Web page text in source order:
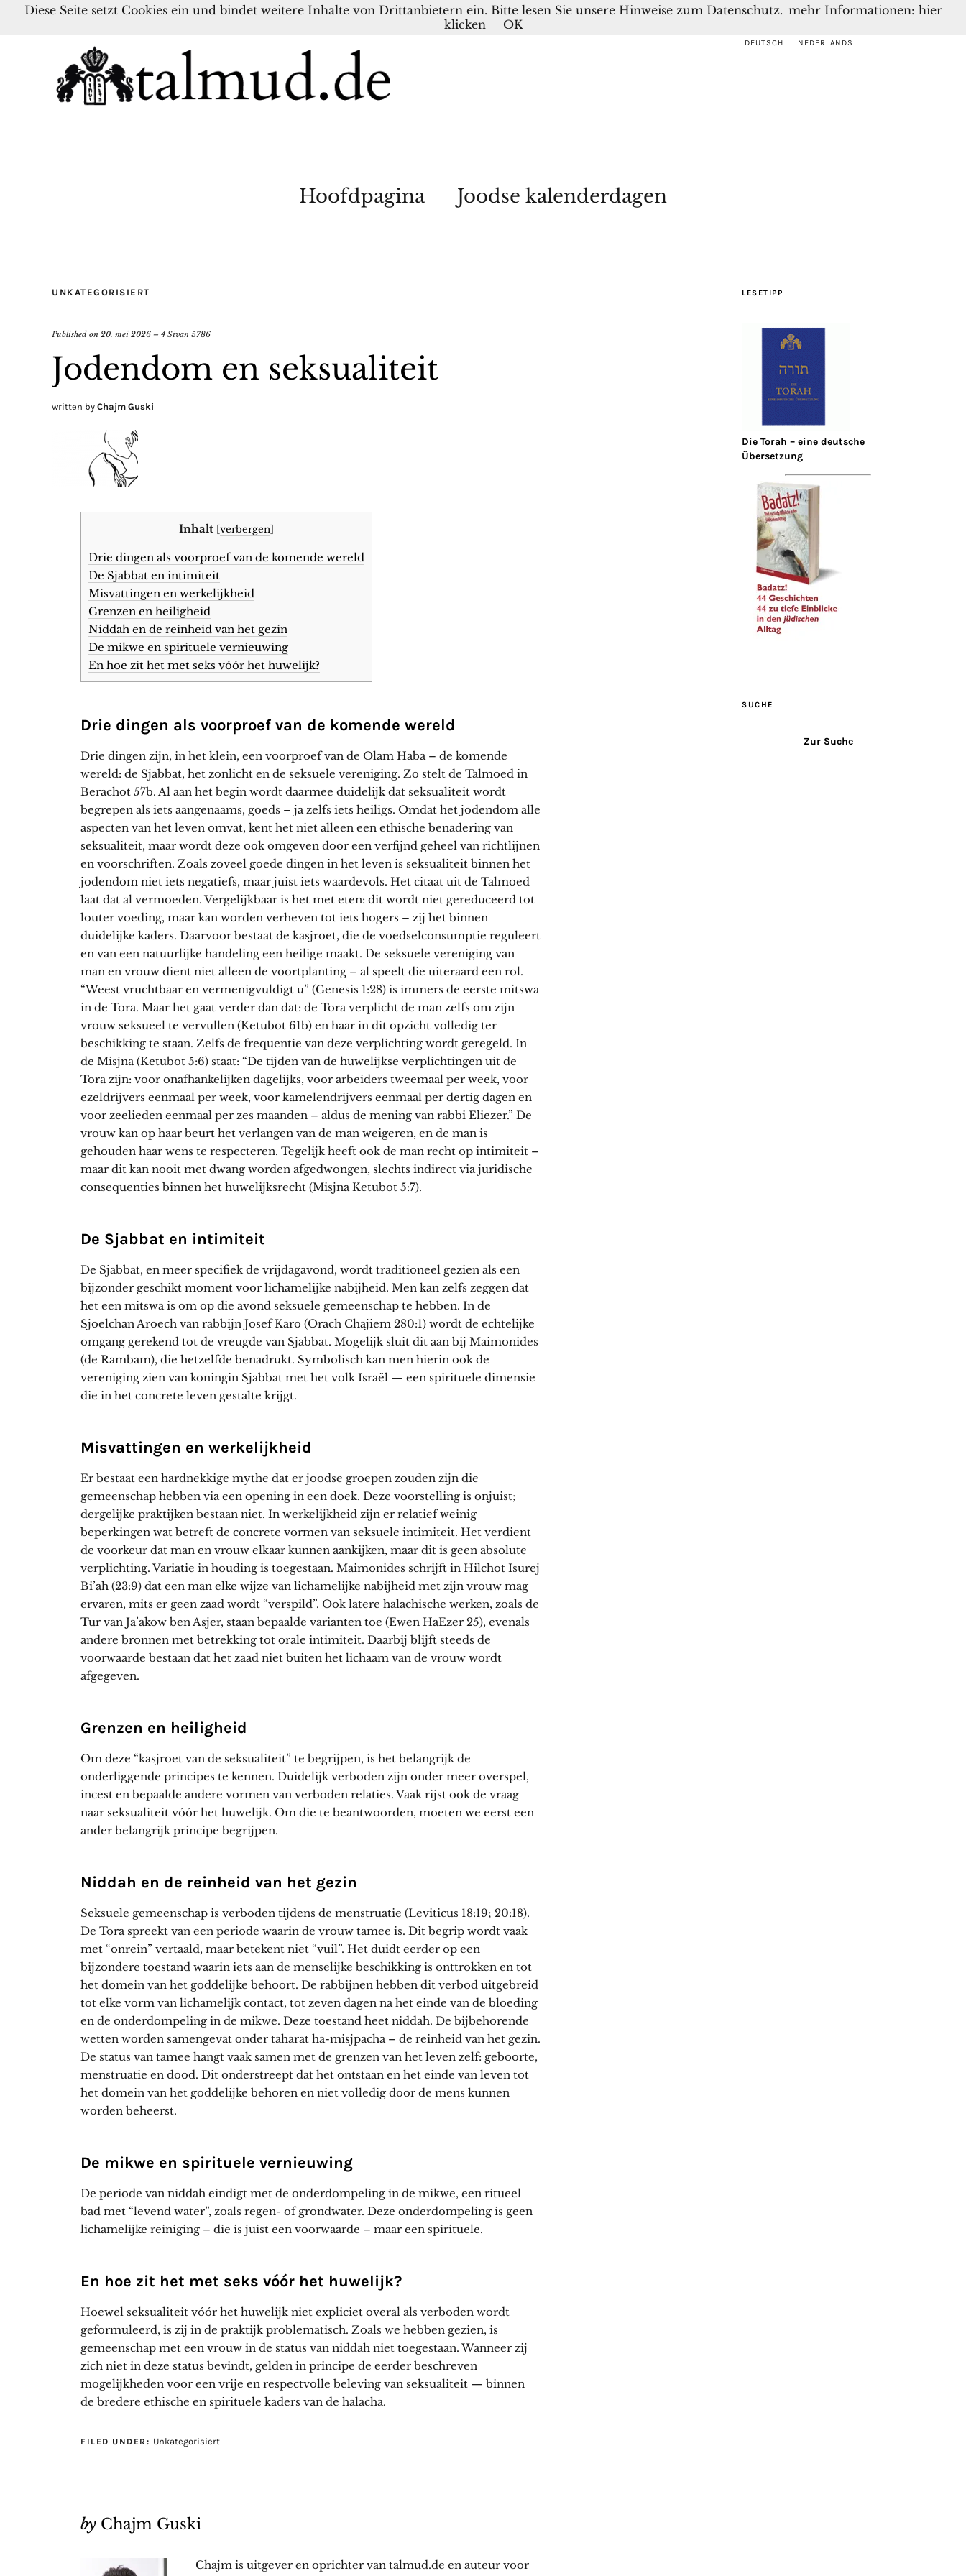
DEUTSCH NEDERLANDS
Hoofdpagina Joodse kalenderdagen
UNKATEGORISIERT
Published on 20. mei 2026 – 4 Sivan 5786
Jodendom en seksualiteit
written by Chajm Guski
Inhalt [verbergen]
Drie dingen als voorproef van de komende wereld
De Sjabbat en intimiteit
Misvattingen en werkelijkheid
Grenzen en heiligheid
Niddah en de reinheid van het gezin
De mikwe en spirituele vernieuwing
En hoe zit het met seks vóór het huwelijk?
Drie dingen als voorproef van de komende wereld
Drie dingen zijn, in het klein, een voorproef van de Olam Haba – de komende
wereld: de Sjabbat, het zonlicht en de seksuele vereniging. Zo stelt de Talmoed in
Berachot 57b. Al aan het begin wordt daarmee duidelijk dat seksualiteit wordt
begrepen als iets aangenaams, goeds – ja zelfs iets heiligs. Omdat het jodendom alle
aspecten van het leven omvat, kent het niet alleen een ethische benadering van
seksualiteit, maar wordt deze ook omgeven door een verfijnd geheel van richtlijnen
en voorschriften. Zoals zoveel goede dingen in het leven is seksualiteit binnen het
jodendom niet iets negatiefs, maar juist iets waardevols. Het citaat uit de Talmoed
laat dat al vermoeden. Vergelijkbaar is het met eten: dit wordt niet gereduceerd tot
louter voeding, maar kan worden verheven tot iets hogers – zij het binnen
duidelijke kaders. Daarvoor bestaat de kasjroet, die de voedselconsumptie reguleert
en van een natuurlijke handeling een heilige maakt. De seksuele vereniging van
man en vrouw dient niet alleen de voortplanting – al speelt die uiteraard een rol.
“Weest vruchtbaar en vermenigvuldigt u” (Genesis 1:28) is immers de eerste mitswa
in de Tora. Maar het gaat verder dan dat: de Tora verplicht de man zelfs om zijn
vrouw seksueel te vervullen (Ketubot 61b) en haar in dit opzicht volledig ter
beschikking te staan. Zelfs de frequentie van deze verplichting wordt geregeld. In
de Misjna (Ketubot 5:6) staat: “De tijden van de huwelijkse verplichtingen uit de
Tora zijn: voor onafhankelijken dagelijks, voor arbeiders tweemaal per week, voor
ezeldrijvers eenmaal per week, voor kamelendrijvers eenmaal per dertig dagen en
voor zeelieden eenmaal per zes maanden – aldus de mening van rabbi Eliezer.” De
vrouw kan op haar beurt het verlangen van de man weigeren, en de man is
gehouden haar wens te respecteren. Tegelijk heeft ook de man recht op intimiteit –
maar dit kan nooit met dwang worden afgedwongen, slechts indirect via juridische
consequenties binnen het huwelijksrecht (Misjna Ketubot 5:7).
De Sjabbat en intimiteit
De Sjabbat, en meer specifiek de vrijdagavond, wordt traditioneel gezien als een
bijzonder geschikt moment voor lichamelijke nabijheid. Men kan zelfs zeggen dat
het een mitswa is om op die avond seksuele gemeenschap te hebben. In de
Sjoelchan Aroech van rabbijn Josef Karo (Orach Chajiem 280:1) wordt de echtelijke
omgang gerekend tot de vreugde van Sjabbat. Mogelijk sluit dit aan bij Maimonides
(de Rambam), die hetzelfde benadrukt. Symbolisch kan men hierin ook de
vereniging zien van koningin Sjabbat met het volk Israël — een spirituele dimensie
die in het concrete leven gestalte krijgt.
Misvattingen en werkelijkheid
Er bestaat een hardnekkige mythe dat er joodse groepen zouden zijn die
gemeenschap hebben via een opening in een doek. Deze voorstelling is onjuist;
dergelijke praktijken bestaan niet. In werkelijkheid zijn er relatief weinig
beperkingen wat betreft de concrete vormen van seksuele intimiteit. Het verdient
de voorkeur dat man en vrouw elkaar kunnen aankijken, maar dit is geen absolute
verplichting. Variatie in houding is toegestaan. Maimonides schrijft in Hilchot Isurej
Bi’ah (23:9) dat een man elke wijze van lichamelijke nabijheid met zijn vrouw mag
ervaren, mits er geen zaad wordt “verspild”. Ook latere halachische werken, zoals de
Tur van Ja’akow ben Asjer, staan bepaalde varianten toe (Ewen HaEzer 25), evenals
andere bronnen met betrekking tot orale intimiteit. Daarbij blijft steeds de
voorwaarde bestaan dat het zaad niet buiten het lichaam van de vrouw wordt
afgegeven.
Grenzen en heiligheid
Om deze “kasjroet van de seksualiteit” te begrijpen, is het belangrijk de
onderliggende principes te kennen. Duidelijk verboden zijn onder meer overspel,
incest en bepaalde andere vormen van verboden relaties. Vaak rijst ook de vraag
naar seksualiteit vóór het huwelijk. Om die te beantwoorden, moeten we eerst een
ander belangrijk principe begrijpen.
Niddah en de reinheid van het gezin
Seksuele gemeenschap is verboden tijdens de menstruatie (Leviticus 18:19; 20:18).
De Tora spreekt van een periode waarin de vrouw tamee is. Dit begrip wordt vaak
met “onrein” vertaald, maar betekent niet “vuil”. Het duidt eerder op een
bijzondere toestand waarin iets aan de menselijke beschikking is onttrokken en tot
het domein van het goddelijke behoort. De rabbijnen hebben dit verbod uitgebreid
tot elke vorm van lichamelijk contact, tot zeven dagen na het einde van de bloeding
en de onderdompeling in de mikwe. Deze toestand heet niddah. De bijbehorende
wetten worden samengevat onder taharat ha-misjpacha – de reinheid van het gezin.
De status van tamee hangt vaak samen met de grenzen van het leven zelf: geboorte,
menstruatie en dood. Dit onderstreept dat het ontstaan en het einde van leven tot
het domein van het goddelijke behoren en niet volledig door de mens kunnen
worden beheerst.
De mikwe en spirituele vernieuwing
De periode van niddah eindigt met de onderdompeling in de mikwe, een ritueel
bad met “levend water”, zoals regen- of grondwater. Deze onderdompeling is geen
lichamelijke reiniging – die is juist een voorwaarde – maar een spirituele.
En hoe zit het met seks vóór het huwelijk?
Hoewel seksualiteit vóór het huwelijk niet expliciet overal als verboden wordt
geformuleerd, is zij in de praktijk problematisch. Zoals we hebben gezien, is
gemeenschap met een vrouw in de status van niddah niet toegestaan. Wanneer zij
zich niet in deze status bevindt, gelden in principe de eerder beschreven
mogelijkheden voor een vrije en respectvolle beleving van seksualiteit — binnen
de bredere ethische en spirituele kaders van de halacha.
FILED UNDER: Unkategorisiert
by Chajm Guski
Chajm is uitgever en oprichter van talmud.de en auteur voor
LESETIPP
Die Torah – eine deutsche
Übersetzung
SUCHE
Zur Suche
Diese Seite setzt Cookies ein und bindet weitere Inhalte von Drittanbietern ein. Bitte lesen Sie unsere Hinweise zum Datenschutz. mehr Informationen: hier
klicken
OK